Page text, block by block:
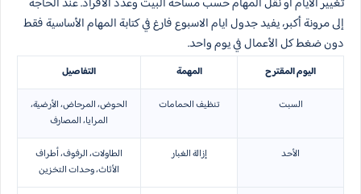
إلى مرونة أكبر، يفيد جدول ايام الاسبوع فارغ في كتابة المهام الأساسية فقط
دون ضغط كل الأعمال في يوم واحد.
اليوم المقترح المهمة
التفاصيل
السبت
تنظيف الحمامات
الحوض، المرحاض، الأرضية،
المرايا، المصارف
الأحد
إزالة الغبار
الطاولات، الرفوف، أطراف
الأثاث، وحدات التخزين